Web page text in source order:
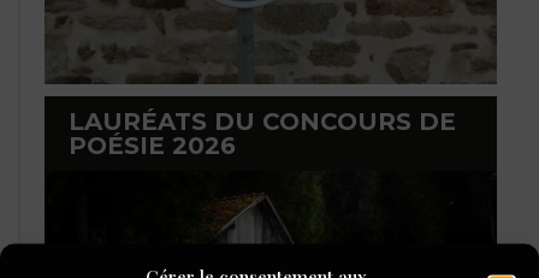
LAURÉATS DU CONCOURS DE
POÉSIE 2026